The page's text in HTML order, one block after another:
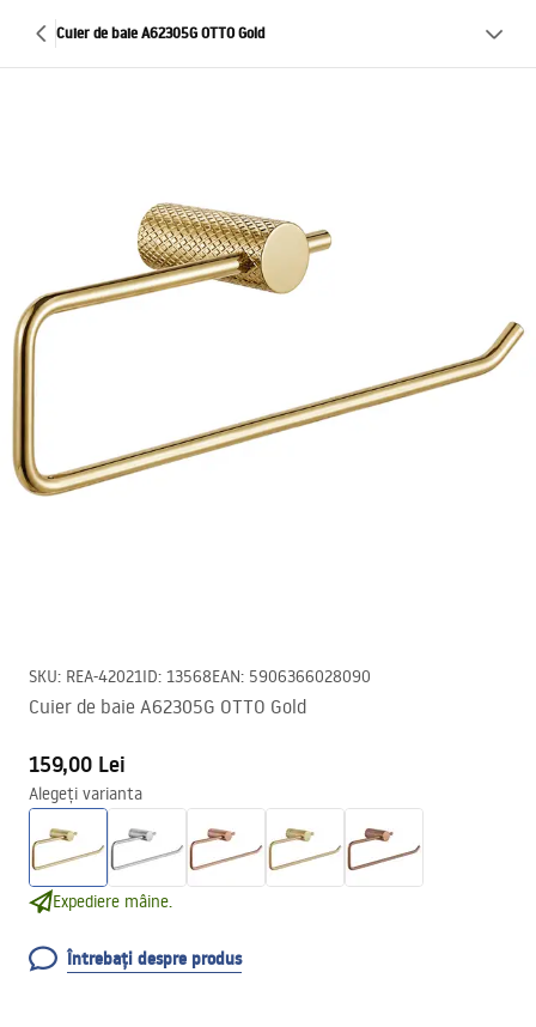
Cuier de baie A62305G OTTO Gold
SKU: REA-42021ID: 13568EAN: 5906366028090
Cuier de baie A62305G OTTO Gold
159,00 Lei
Alegeți varianta
Expediere mâine.
Întrebați despre produs